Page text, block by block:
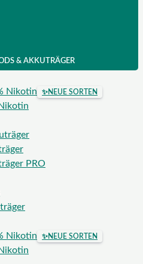
& AKKUTRÄGER
Nikotin
✨NEUE SORTEN
PRO
Nikotin
✨NEUE SORTEN